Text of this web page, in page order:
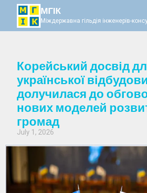
МГІК
Міждержавна гільдія інженерів-
Корейський досвід
української
долучилася до
нових моделей
громад
July 1, 2026